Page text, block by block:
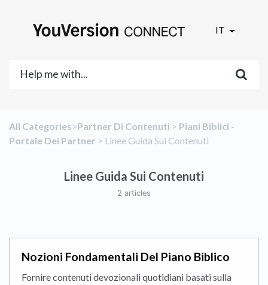
IT
All Categories​>​​Partner Di Contenuti ​ > ​ ​Piani Biblici -
Portale Dei Partner ​ > ​ ​Linee Guida Sui Contenuti
Linee Guida Sui Contenuti
2 articles
Nozioni Fondamentali Del Piano Biblico
Fornire contenuti devozionali quotidiani basati sulla